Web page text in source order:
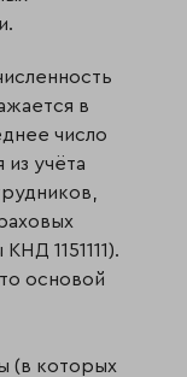
в
число
учёта
1151111).
основой
(в которых